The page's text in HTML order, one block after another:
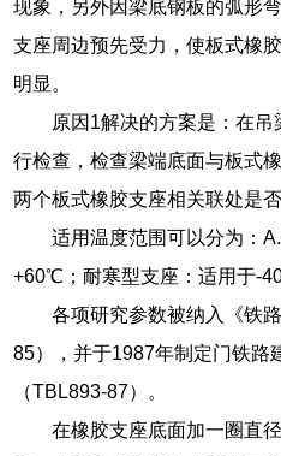
现象，另外因梁底钢板的弧形
支座周边预先受力，使板式橡
明显。
原因1解决的方案是：在
行检查，检查梁端底面与板式
两个板式橡胶支座相关联处是否
适用温度范围可以分为：
+60℃；耐寒型支座：适用于-
各项研究参数被纳入《铁
85），并于1987年制定门铁路
（TBL893-87）。
在橡胶支座底面加一圈直